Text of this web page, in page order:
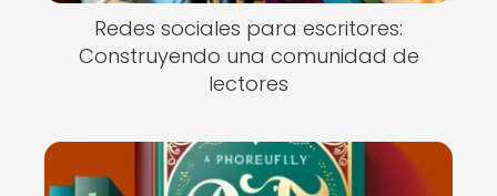
Redes sociales para escritores:
Construyendo una comunidad de
lectores